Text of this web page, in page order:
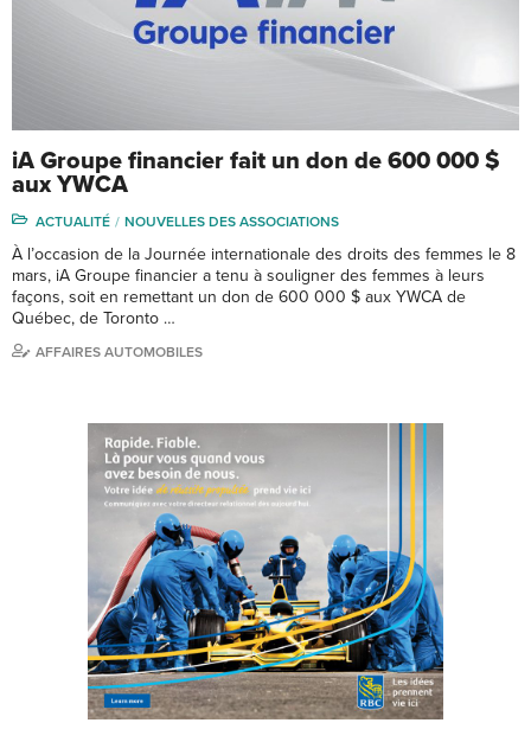
iA Groupe financier fait un don de 600 000 $
aux YWCA
ACTUALITÉ NOUVELLES DES ASSOCIATIONS
À l’occasion de la Journée internationale des droits des femmes le 8
mars, iA Groupe financier a tenu à souligner des femmes à leurs
façons, soit en remettant un don de 600 000 $ aux YWCA de
Québec, de Toronto …
AFFAIRES AUTOMOBILES